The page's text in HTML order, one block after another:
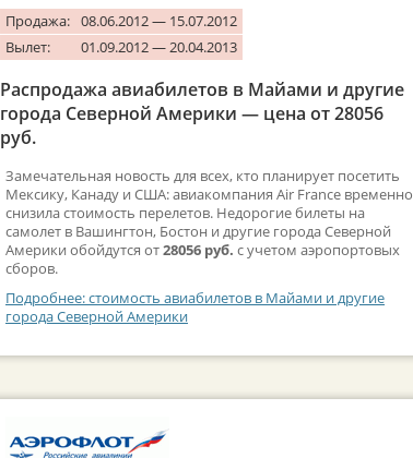
Продажа: 08.06.2012 — 15.07.2012
Вылет:
01.09.2012 — 20.04.2013
Распродажа авиабилетов в Майами и другие
города Северной Америки — цена от 28056
руб.
Замечательная новость для всех, кто планирует посетить
Мексику, Канаду и США: авиакомпания Air France временно
снизила стоимость перелетов. Недорогие билеты на
самолет в Вашингтон, Бостон и другие города Северной
Америки обойдутся от28056 руб. с учетом аэропортовых
сборов.
Подробнее: стоимость авиабилетов в Майами и другие
города Северной Америки